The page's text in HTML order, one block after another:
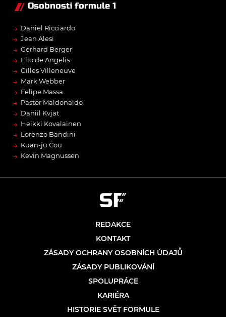
Osobnosti formule 1
→ Daniel Ricciardo
→ Jean Alesi
→ Gerhard Berger
→ Elio de Angelis
→ Gilles Villeneuve
→ Mark Webber
→ Felipe Massa
→ Pastor Maldonaldo
→ Daniil Kvjat
→ Heikki Kovalainen
→ Lorenzo Bandini
→ Kuan-jü Čou
→ Kevin Magnussen
REDAKCE
KONTAKT
ZÁSADY OCHRANY OSOBNÍCH ÚDAJŮ
ZÁSADY PUBLIKOVÁNÍ
SPOLUPRÁCE
KARIÉRA
HISTORIE SVĚT FORMULE